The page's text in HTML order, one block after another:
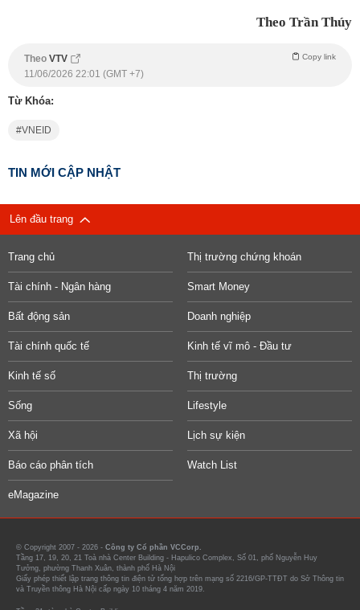
Theo Trần Thúy
Theo VTV Copy link
11/06/2026 22:01 (GMT +7)
Từ Khóa:
VNEID
TIN MỚI CẬP NHẬT
Lên đầu trang
Trang chủ Thị trường chứng khoán
Tài chính - Ngân hàng Smart Money
Bất động sản Doanh nghiệp
Tài chính quốc tế Kinh tế vĩ mô - Đầu tư
Kinh tế số Thị trường
Sống Lifestyle
Xã hội Lịch sự kiện
Báo cáo phân tích Watch List
eMagazine
© Copyright 2007 - 2026 - Công ty Cổ phần VCCorp.
Tầng 17, 19, 20, 21 Toà nhà Center Building - Hapulico Complex, Số 01, phố Nguyễn Huy
Tưởng, phường Thanh Xuân, thành phố Hà Nội
Giấy phép thiết lập trang thông tin điện tử tổng hợp trên mạng số 2216/GP-TTĐT do Sở Thông tin
và Truyền thông Hà Nội cấp ngày 10 tháng 4 năm 2019.